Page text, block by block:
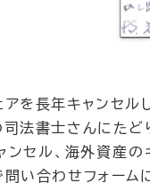
を長年キャンセル
法書士さんにたど
ャンセル、海外資
い合わせフォーム